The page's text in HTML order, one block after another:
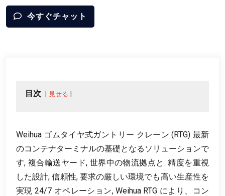
今すぐチャット
目次 見せる
Weihua ゴムタイヤ式ガントリー クレーン (RTG) 最新
のコンテナターミナルの基礎となるソリューションで
す, 複合輸送ヤード, 世界中の物流拠点と. 精度を重視
した設計, 信頼性, 要求の厳しい環境でも高い生産性を
実現 24/7 オペレーション, Weihua RTG により、コン